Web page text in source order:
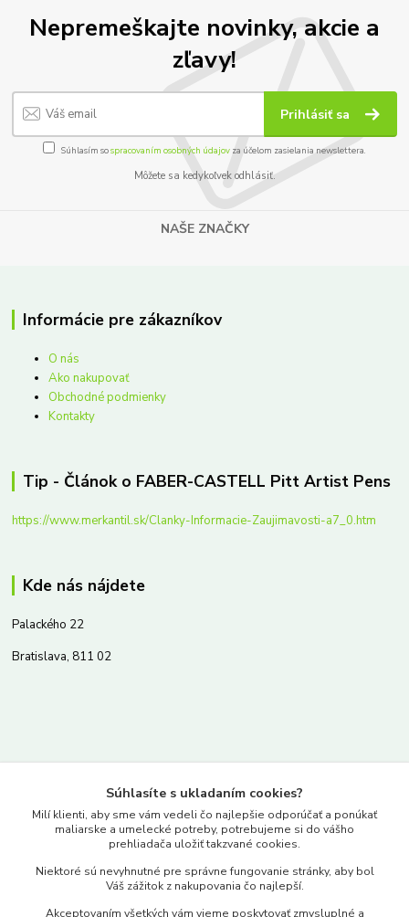
Nepremeškajte novinky, akcie a
zľavy!
Prihlásiť sa
Súhlasím sospracovaním osobných údajov za účelom zasielania newslettera.
Môžete sa kedykoľvek odhlásiť.
NAŠE ZNAČKY
Informácie pre zákazníkov
O nás
Ako nakupovať
Obchodné podmienky
Kontakty
Tip - Článok o FABER-CASTELL Pitt Artist Pens
https://www.merkantil.sk/Clanky-Informacie-Zaujimavosti-a7_0.htm
Kde nás nájdete
Palackého 22
Bratislava, 811 02
www.merkantil.sk
Pondelok-Piatok: 9.00-17.00hod.
objednavky@merkantil-obchod.sk
Súhlasíte s ukladaním cookies?
Milí klienti, aby sme vám vedeli čo najlepšie odporúčať a ponúkať
maliarske a umelecké potreby, potrebujeme si do vášho
prehliadača uložiť takzvané cookies.
Niektoré sú nevyhnutné pre správne fungovanie stránky, aby bol
Váš zážitok z nakupovania čo najlepší.
Akceptovaním všetkých vám vieme poskytovať zmysluplné a